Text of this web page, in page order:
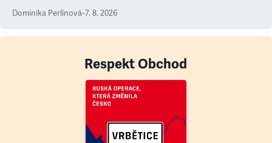
Dominika Perlínová•7. 8. 2026
Respekt Obchod